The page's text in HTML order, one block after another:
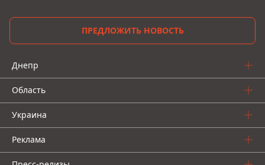
курсы пройдут в Днепре на этой неделе
Информатор Днепр
👍